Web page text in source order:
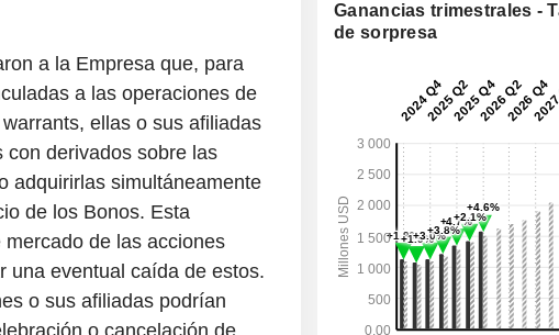
a la Empresa que, para
a las operaciones de
ellas o sus afiliadas
con derivados sobre las
adquirirlas simultáneamente
de los Bonos. Esta
de las acciones
una eventual caída de estos.
o sus afiliadas podrían
Ganancias trimestrales -
de sorpresa